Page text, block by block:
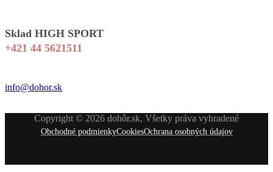
Sklad HIGH SPORT
+421 44 5621511
info@dohor.sk
Copyright © 2026 dohôr.sk, Všetky práva vyhradené
Obchodné podmienkyCookiesOchrana osobných údajov